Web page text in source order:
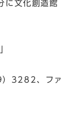
文化創造館
」
3282、ファ